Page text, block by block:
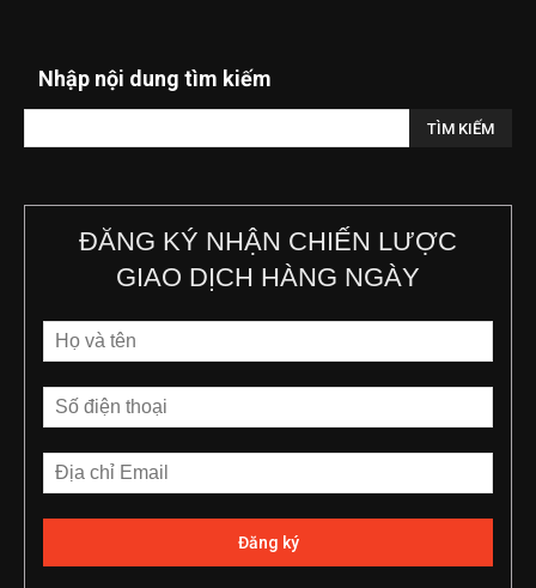
Nhập nội dung tìm kiếm
ĐĂNG KÝ NHẬN CHIẾN LƯỢC
GIAO DỊCH HÀNG NGÀY